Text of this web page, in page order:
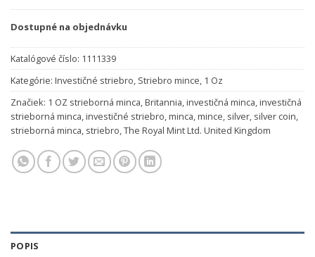
Dostupné na objednávku
Katalógové číslo: 1111339
Kategórie: Investičné striebro, Striebro mince, 1 Oz
Značiek: 1 OZ strieborná minca,Britannia,investičná minca,investičná
strieborná minca,investičné striebro,minca,mince, silver, silver coin,
strieborná minca, striebro,The Royal Mint Ltd. United Kingdom
POPIS